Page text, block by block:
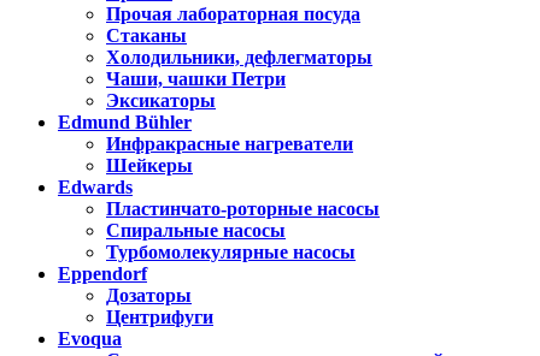
Прочая лабораторная посуда
Стаканы
Холодильники, дефлегматоры
Чаши, чашки Петри
Эксикаторы
Edmund Bühler
Инфракрасные нагреватели
Шейкеры
Edwards
Пластинчато-роторные насосы
Спиральные насосы
Турбомолекулярные насосы
Eppendorf
Дозаторы
Центрифуги
Evoqua